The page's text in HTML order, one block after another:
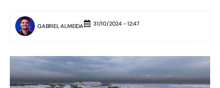
GABRIEL ALMEIDA 31/10/2024 - 12:47